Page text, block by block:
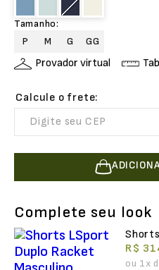
Tamanho:
P
M G GG
Provador virtual
Complete seu look
R$
ou 1x